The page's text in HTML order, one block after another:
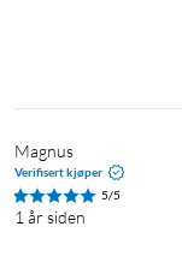
Magnus
Verifisert kjøper
5/5
1 år siden